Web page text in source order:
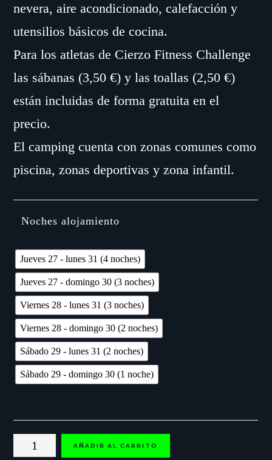
nevera, aire acondicionado, calefacción y
utensilios básicos de cocina.
Para los atletas de Cierzo Fitness Challenge
las sábanas (3,50 €) y las toallas (2,50 €)
están incluidas de forma gratuita en el
precio.
El camping cuenta con zonas comunes como
piscina, zonas deportivas y zona infantil.
Noches alojamiento
Jueves 27 - lunes 31 (4 noches)
Jueves 27 - domingo 30 (3 noches)
Viernes 28 - lunes 31 (3 noches)
Viernes 28 - domingo 30 (2 noches)
Sábado 29 - lunes 31 (2 noches)
Sábado 29 - domingo 30 (1 noche)
Zaragoza AÑADIR AL CARRITO